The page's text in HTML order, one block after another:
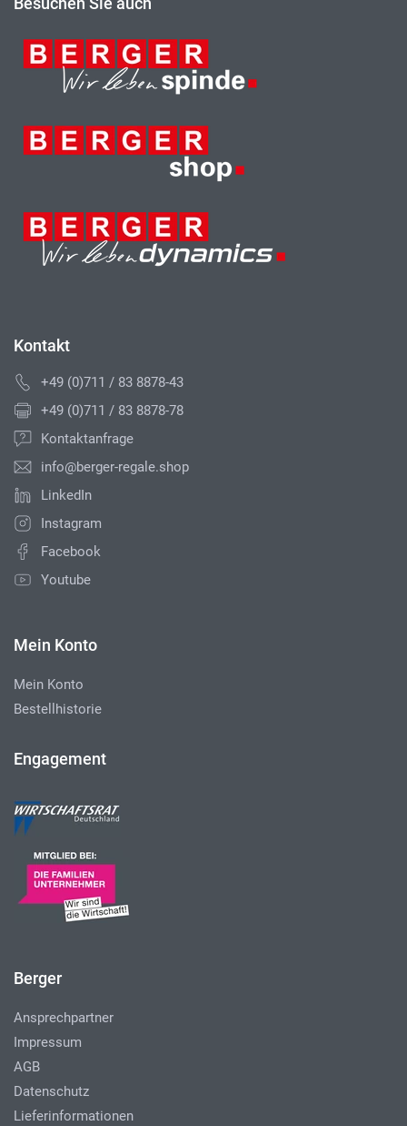
Kontakt
+49 (0)711 / 83 8878-43
+49 (0)711 / 83 8878-78
Kontaktanfrage
info@berger-regale.shop
LinkedIn
Instagram
Facebook
Youtube
Mein Konto
Mein Konto
Bestellhistorie
Engagement
Berger
Ansprechpartner
Impressum
AGB
Datenschutz
Lieferinformationen